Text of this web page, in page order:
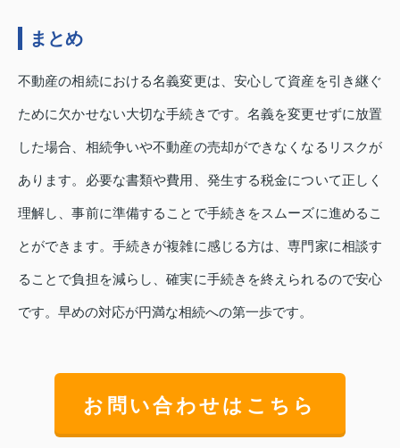
まとめ
不動産の相続における名義変更は、安心して資産を引き継ぐ
ために欠かせない大切な手続きです。名義を変更せずに放置
した場合、相続争いや不動産の売却ができなくなるリスクが
あります。必要な書類や費用、発生する税金について正しく
理解し、事前に準備することで手続きをスムーズに進めるこ
とができます。手続きが複雑に感じる方は、専門家に相談す
ることで負担を減らし、確実に手続きを終えられるので安心
です。早めの対応が円満な相続への第一歩です。
お問い合わせはこちら